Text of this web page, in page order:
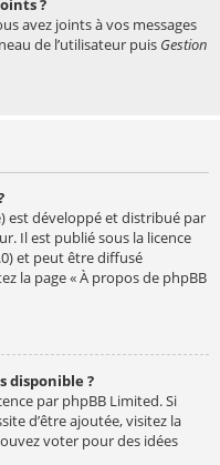
?
avez joints à vos messages
de l’utilisateur puis Gestion
est développé et distribué par
Il est publié sous la licence
et peut être diffusé
la page «À propos de phpBB
disponible ?
par phpBB Limited. Si
d’être ajoutée, visitez la
voter pour des idées